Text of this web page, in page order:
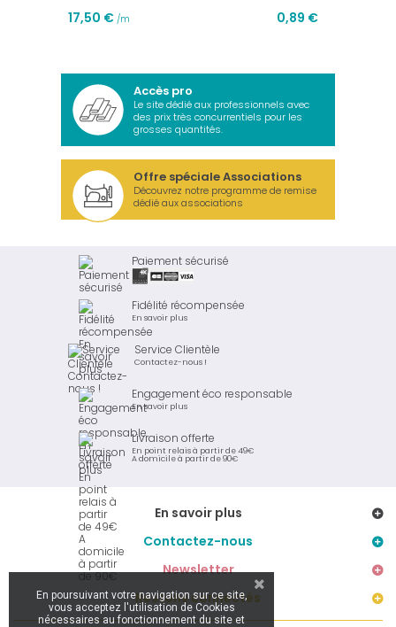
17,50 € /m 0,89 €
Accès pro
Le site dédié aux professionnels avec
des prix très concurrentiels pour les
grosses quantités.
Offre spéciale Associations
Découvrez notre programme de remise
dédié aux associations
Paiement sécurisé
Fidélité récompensée
En savoir plus
Service Clientèle
Contactez-nous !
Engagement éco responsable
En savoir plus
Livraison offerte
En point relais à partir de 49€
A domicile à partir de 90€
En savoir plus
Contactez-nous
Newsletter
Restons connectés
En poursuivant votre navigation sur ce site,
vous acceptez l'utilisation de Cookies
nécessaires au fonctionnement du site et